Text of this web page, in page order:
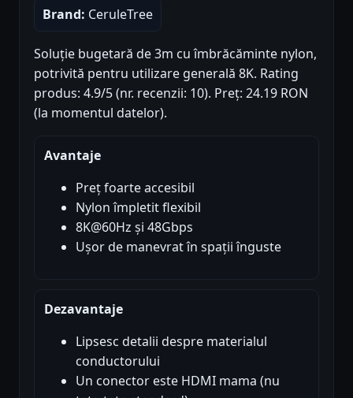
Brand: CeruleTree
Soluție bugetară de 3m cu îmbrăcăminte nylon,
potrivită pentru utilizare generală 8K. Rating
produs: 4.9/5 (nr. recenzii: 10). Preț: 24.19 RON
(la momentul datelor).
Avantaje
Preț foarte accesibil
Nylon împletit flexibil
8K@60Hz și 48Gbps
Ușor de manevrat în spații înguste
Dezavantaje
Lipsesc detalii despre materialul
conductorului
Un conector este HDMI mama (nu